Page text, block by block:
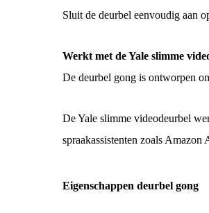
Sluit de deurbel eenvoudig aan
Werkt met de Yale slimme
De deurbel gong is ontworpen
De Yale slimme videodeurbel
spraakassistenten zoals
Eigenschappen deurbel gong